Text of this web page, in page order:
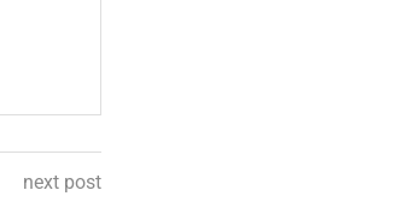
next post